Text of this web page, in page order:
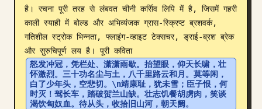
अपडेट
है। रचना पूरी तरह से लंबवत चीनी कर्सिव लिपि में है, जिसमें गहरी
काली स्याही में बोल्ड और अभिव्यंजक ग्रास-स्क्रिप्ट ब्रशवर्क,
गतिशील स्ट्रोक भिन्नता, फ्लाइंग-व्हाइट टेक्सचर, ड्राई-ब्रश ब्रेक
और सुरुचिपूर्ण लय है। पूरी कविता
怒发冲冠，凭栏处、潇潇雨歇。抬望眼，仰天长啸，壮
怀激烈。三十功名尘与土，八千里路云和月。莫等闲，
白了少年头，空悲切。\n靖康耻，犹未雪；臣子恨，何
时灭！驾长车，踏破贺兰山缺。壮志饥餐胡虏肉，笑谈
渴饮匈奴血。待从头，收拾旧山河，朝天阙。